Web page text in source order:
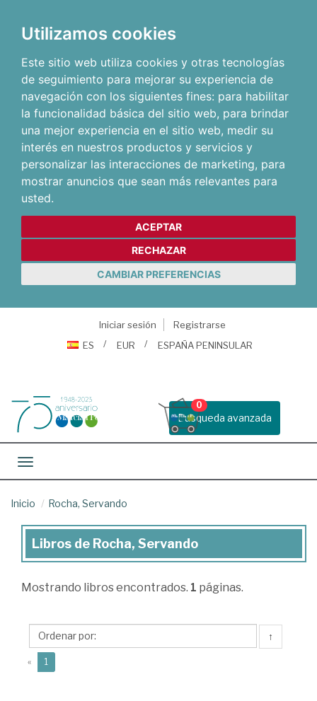
Utilizamos cookies
Este sitio web utiliza cookies y otras tecnologías
de seguimiento para mejorar su experiencia de
navegación con los siguientes fines: para habilitar
la funcionalidad básica del sitio web, para brindar
una mejor experiencia en el sitio web, medir su
interés en nuestros productos y servicios y
personalizar las interacciones de marketing, para
mostrar anuncios que sean más relevantes para
usted.
ACEPTAR
RECHAZAR
CAMBIAR PREFERENCIAS
Iniciar sesión
Registrarse
ES
EUR ESPAÑA PENINSULAR
Busqueda avanzada
0
Toggle navigation
Inicio Rocha, Servando
Libros
Rocha,
Libros de Rocha, Servando
Mostrando libros encontrados. 1 páginas.
↑
« 1